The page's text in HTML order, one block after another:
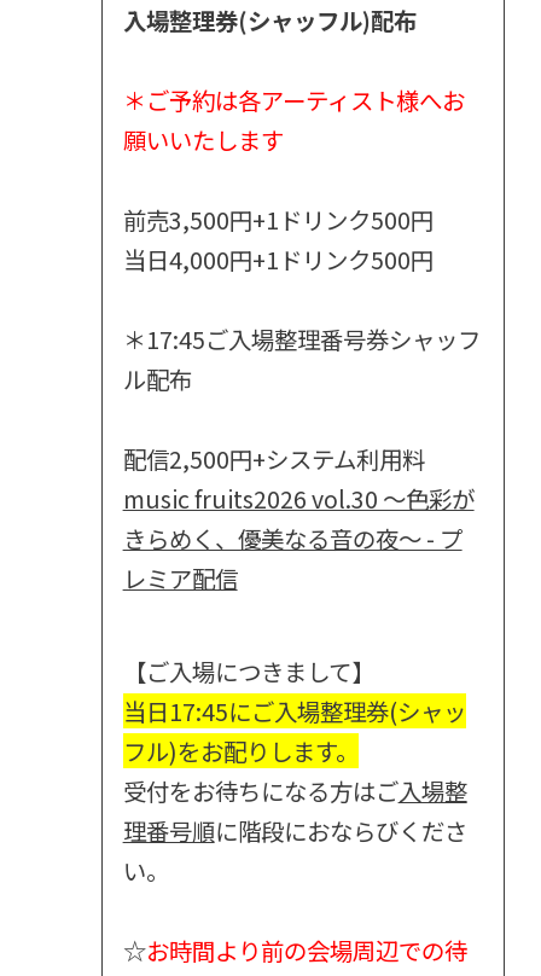
入場整理券(シャッフル)配布
＊ご予約は各アーティスト様へお
願いいたします
前売3,500円+1ドリンク500円
当日4,000円+1ドリンク500円
＊17:45ご入場整理番号券シャッフ
ル配布
配信2,500円+システム利用料
music fruits2026 vol.30 ～色彩が
きらめく、優美なる音の夜～ - プ
レミア配信
【ご入場につきまして】
当日17:45にご入場整理券(シャッ
フル)をお配りします。
受付をお待ちになる方はご入場整
理番号順に階段におならびくださ
い。
☆お時間より前の会場周辺での待